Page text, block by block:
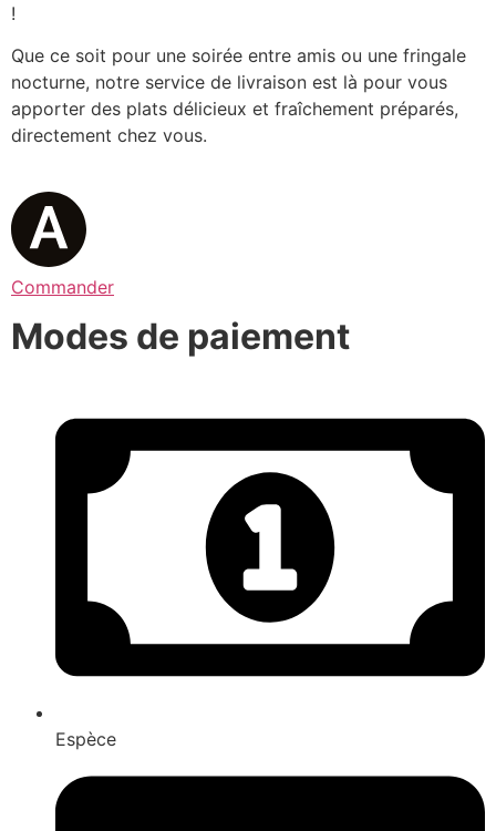
!
Que ce soit pour une soirée entre amis ou une fringale
nocturne, notre service de livraison est là pour vous
apporter des plats délicieux et fraîchement préparés,
directement chez vous.
Commander
Modes de paiement
Espèce